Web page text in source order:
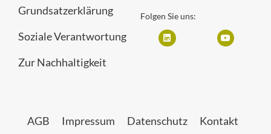
Grundsatzerklärung
Soziale Verantwortung
Zur Nachhaltigkeit
Folgen Sie uns:
AGB Impressum Datenschutz
Kontakt